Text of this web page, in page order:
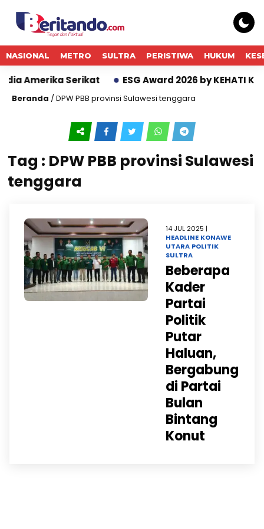
NASIONAL METRO SULTRA PERISTIWA HUKUM
Amerika Serikat ESG Award 2026 by KEHATI
Beranda /DPW PBB provinsi Sulawesi tenggara
Tag : DPW PBB provinsi Sulawesi
tenggara
14 JUL 2025 |
HEADLINE KONAWE
UTARA POLITIK
SULTRA
Beberapa
Kader
Partai
Politik
Putar
Haluan,
Bergabung
di Partai
Bulan
Bintang
Konut